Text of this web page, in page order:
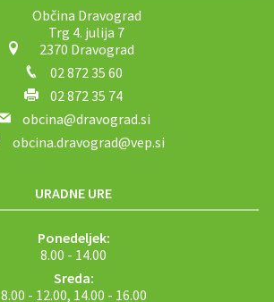
Občina Dravograd
Trg 4. julija 7
2370 Dravograd
02 872 35 60
02 872 35 74
obcina@dravograd.si
obcina.dravograd@vep.si
URADNE URE
Ponedeljek:
8.00 - 14.00
Sreda:
8.00 - 12.00, 14.00 - 16.00